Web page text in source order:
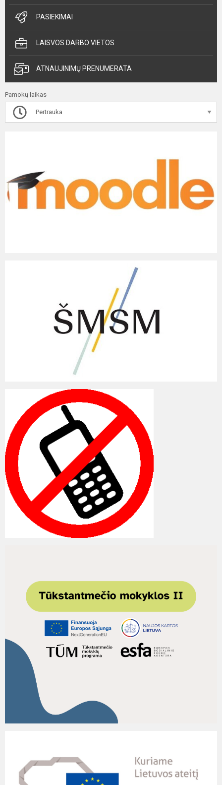
PASIEKIMAI
LAISVOS DARBO VIETOS
ATNAUJINIMŲ PRENUMERATA
Pamokų laikas
Pertrauka